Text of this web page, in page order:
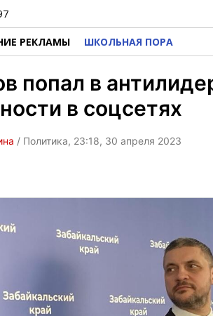
РЕКЛАМЫ ШКОЛЬНАЯ ПОРА
попал в
в соцсетях
/ Политика, 23:18, 30 апреля 2023